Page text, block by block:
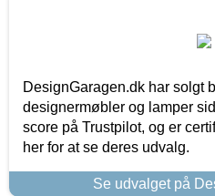
DesignGaragen.dk har solgt
designermøbler og lamper
score på Trustpilot, og er
her for at se deres udvalg.
Se udvalget på